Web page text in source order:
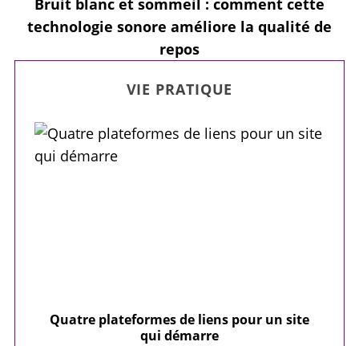
Bruit blanc et sommeil : comment cette
technologie sonore améliore la qualité de
repos
VIE PRATIQUE
Quatre plateformes de liens pour un site
qui démarre